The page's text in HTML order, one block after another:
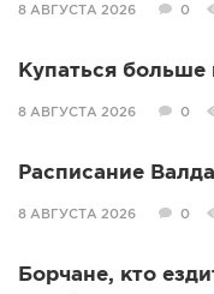
8 АВГУСТА 2026 0
Купаться больше
8 АВГУСТА 2026 0
Расписание
8 АВГУСТА 2026 0
Борчане, кто